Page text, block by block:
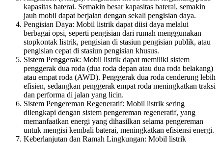
kapasitas baterai. Semakin besar kapasitas baterai, semakin
jauh mobil dapat berjalan dengan sekali pengisian daya.
Pengisian Daya: Mobil listrik dapat diisi daya melalui
berbagai opsi, seperti pengisian dari rumah menggunakan
stopkontak listrik, pengisian di stasiun pengisian publik, atau
pengisian cepat di stasiun pengisian khusus.
Sistem Penggerak: Mobil listrik dapat memiliki sistem
penggerak dua roda (dua roda depan atau dua roda belakang)
atau empat roda (AWD). Penggerak dua roda cenderung lebih
efisien, sedangkan penggerak empat roda meningkatkan traksi
dan performa di jalan yang licin.
Sistem Pengereman Regeneratif: Mobil listrik sering
dilengkapi dengan sistem pengereman regeneratif, yang
memanfaatkan energi yang dihasilkan selama pengereman
untuk mengisi kembali baterai, meningkatkan efisiensi energi.
Keberlanjutan dan Ramah Lingkungan: Mobil listrik